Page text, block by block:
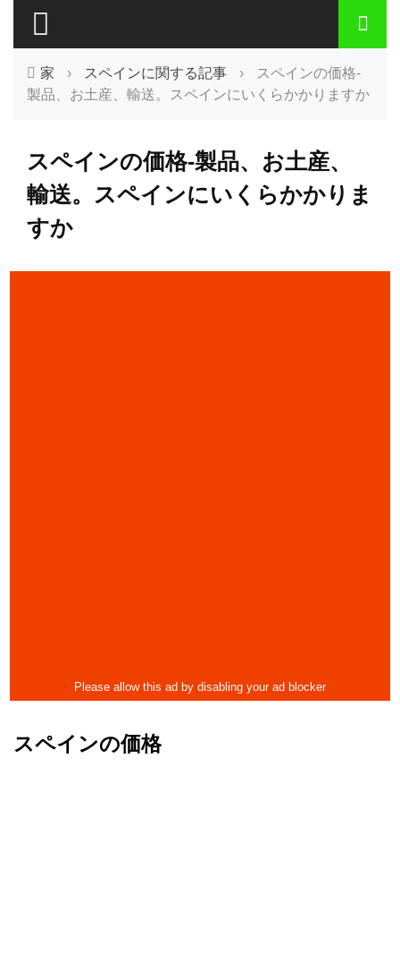
家 › スペインに関する記事 ›
スペインの価格-
製品、お土産、輸送。スペインにいくらかかりますか
スペインの価格-製品、お土産、
輸送。スペインにいくらかかりま
すか
スペインの価格